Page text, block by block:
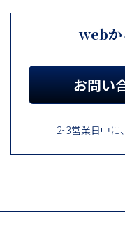
webか
お問い
2~3営業日中に